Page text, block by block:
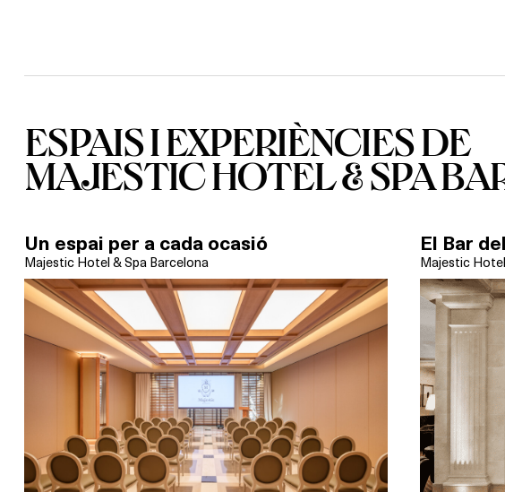
ESPAIS I EXPERIÈNCIES DE
MAJESTIC HOTEL & SPA
Un espai per a cada ocasió
Majestic Hotel & Spa Barcelona
El Bar
Majestic